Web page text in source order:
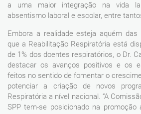
a uma maior integração na vida
absentismo laboral e escolar, entre
Embora a realidade esteja aquém das
que a Reabilitação Respiratória está
de 1% dos doentes respiratórios, o Dr.
destacar os avanços positivos e os
feitos no sentido de fomentar o
potenciar a criação de novos
Respiratória a nível nacional. “A
SPP tem-se posicionado na